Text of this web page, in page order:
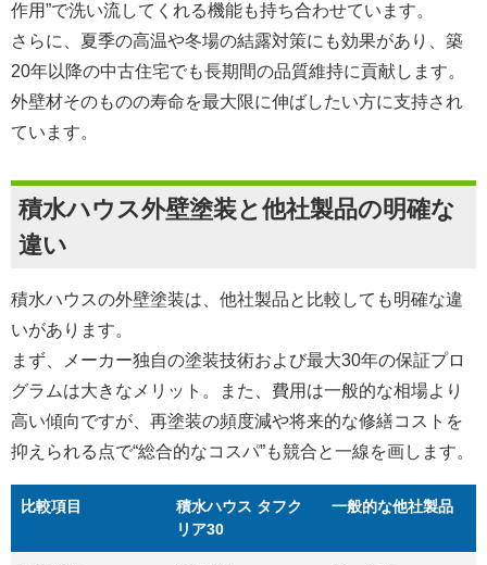
作用”で洗い流してくれる機能も持ち合わせています。
さらに、夏季の高温や冬場の結露対策にも効果があり、築
20年以降の中古住宅でも長期間の品質維持に貢献します。
外壁材そのものの寿命を最大限に伸ばしたい方に支持され
ています。
積水ハウス外壁塗装と他社製品の明確な
違い
積水ハウスの外壁塗装は、他社製品と比較しても明確な違
いがあります。
まず、メーカー独自の塗装技術および最大30年の保証プロ
グラムは大きなメリット。また、費用は一般的な相場より
高い傾向ですが、再塗装の頻度減や将来的な修繕コストを
抑えられる点で“総合的なコスパ”も競合と一線を画します。
比較項目
積水ハウス タフク
リア30
一般的な他社製品